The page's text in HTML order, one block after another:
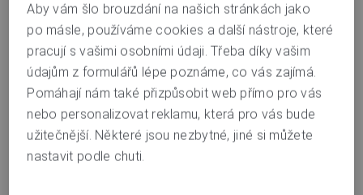
do žádosti spočítáte. A to na jednoduché hypoteční
kalkulačce na webu pronovou hypotéku
apřevedení hypotéky nebo v mobilní aplikaci.
Půjčíme vám až 80 % hodnoty zajištění. Pokud vám
je méně než 36 let pak až 90 % hodnoty zajištění.
A to dokonce zastejných úrokových podmínek
Máme kompletně digitální hypotéku
zbytečného papírování. Co to znamená? Vyplnit
Aby vám šlo brouzdání na našich stránkách jako
po másle, používáme cookies a další nástroje, které
pracují s vašimi osobními údaji. Třeba díky vašim
údajům z formulářů lépe poznáme, co vás zajímá.
Pomáhají nám také přizpůsobit web přímo pro vás
nebo personalizovat reklamu, která pro vás bude
užitečnější. Některé jsou nezbytné, jiné si můžete
nastavit podle chuti.